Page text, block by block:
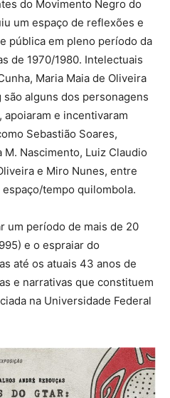
do Movimento Negro do
um espaço de reflexões e
pública em pleno período da
de 1970/1980. Intelectuais
Maria Maia de Oliveira
alguns dos personagens
e incentivaram
Sebastião Soares,
Nascimento, Luiz Claudio
e Miro Nunes, entre
tempo quilombola.
um período de mais de 20
e o espraiar do
até os atuais 43 anos de
e narrativas que constituem
na Universidade Federal